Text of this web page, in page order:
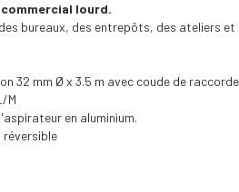
lourd.
bureaux, des entrepôts, des ateliers et
32 mm Ø x 3.5 m avec coude de
M
en aluminium.
réversible